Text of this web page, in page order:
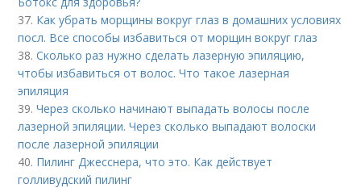
37. Как убрать морщины вокруг глаз в домашних условиях
посл. Все способы избавиться от морщин вокруг глаз
38.Сколько раз нужно сделать лазерную эпиляцию,
чтобы избавиться от волос. Что такое лазерная
эпиляция
39.Через сколько начинают выпадать волосы после
лазерной эпиляции. Через сколько выпадают волоски
после лазерной эпиляции
40. Пилинг Джесснера, что это. Как действует
голливудский пилинг